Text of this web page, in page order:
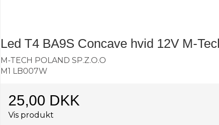
Led T4 BA9S Concave hvid 12V M-
M-TECH POLAND SP.Z.O.O
M1 LB007W
25,00 DKK
Vis produkt